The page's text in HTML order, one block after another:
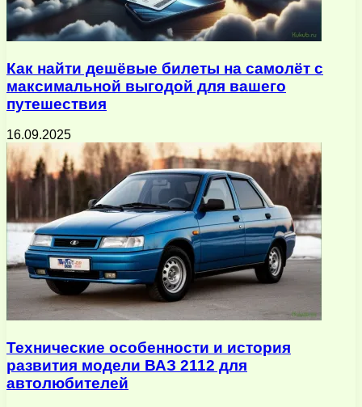
Как найти дешёвые билеты на самолёт с
максимальной выгодой для вашего
путешествия
16.09.2025
Технические особенности и история
развития модели ВАЗ 2112 для
автолюбителей